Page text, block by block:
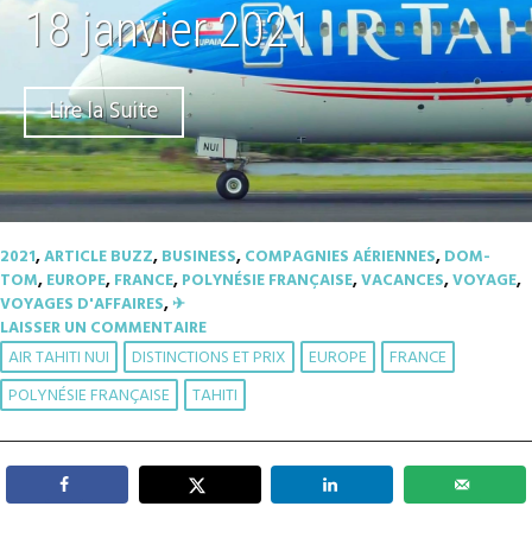
18 janvier 2021
Lire la Suite
2021,ARTICLE BUZZ,BUSINESS,COMPAGNIES AÉRIENNES,DOM-
TOM,EUROPE,FRANCE,POLYNÉSIE FRANÇAISE,VACANCES,VOYAGE,
VOYAGES D'AFFAIRES,✈︎
LAISSER UN COMMENTAIRE
AIR TAHITI NUI DISTINCTIONS ET PRIX EUROPE
FRANCE
POLYNÉSIE FRANÇAISE
TAHITI